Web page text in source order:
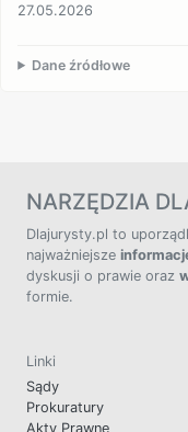
27.05.2026
Dane źródłowe
NARZĘDZIA
Dlajurysty.pl to
najważniejsze
dyskusji o prawie oraz
formie.
Linki
Sądy
Prokuratury
Akty Prawne